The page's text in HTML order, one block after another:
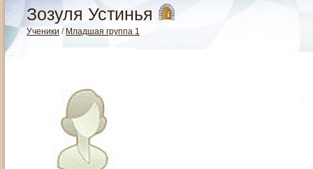
Зозуля Устинья
Ученики / Младшая группа 1